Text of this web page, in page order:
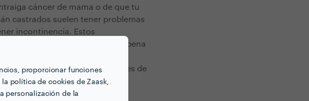
proporcionar funciones
política de cookies de Zaask,
personalización de la
cáncer de mama o de que tu
castrados suelen tener problemas
incontinencia. Estos
de los beneficios que vale la pena
el nivel de agresividad de los
quirúrgico reduce los niveles de